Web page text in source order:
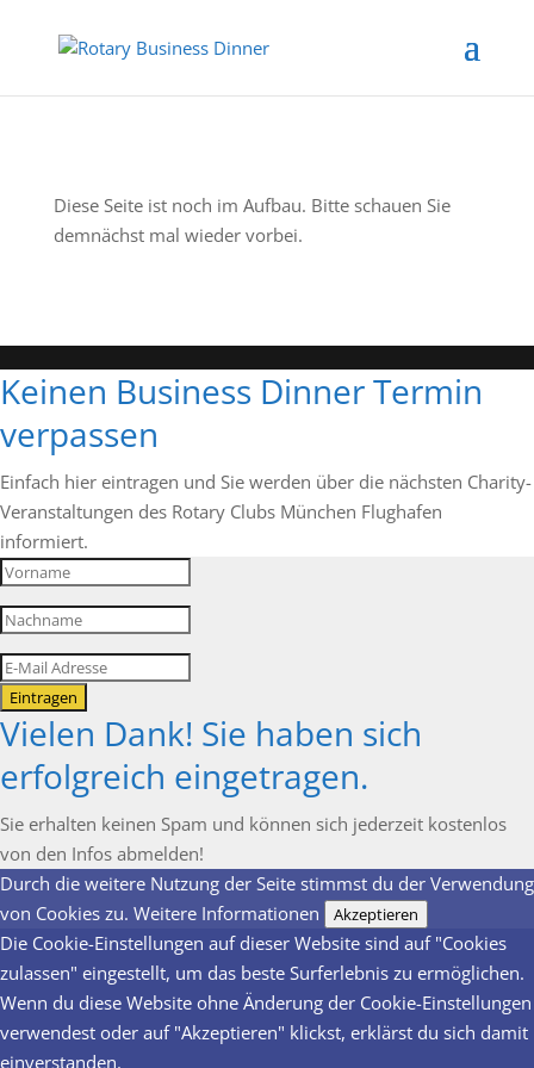
Diese Seite ist noch im Aufbau. Bitte schauen Sie
demnächst mal wieder vorbei.
Keinen Business Dinner Termin
verpassen
Einfach hier eintragen und Sie werden über die nächsten Charity-
Veranstaltungen des Rotary Clubs München Flughafen
informiert.
Eintragen
Vielen Dank! Sie haben sich
erfolgreich eingetragen.
Sie erhalten keinen Spam und können sich jederzeit kostenlos
von den Infos abmelden!
Durch die weitere Nutzung der Seite stimmst du der Verwendung
von Cookies zu. Weitere Informationen Akzeptieren
Die Cookie-Einstellungen auf dieser Website sind auf "Cookies
zulassen" eingestellt, um das beste Surferlebnis zu ermöglichen.
Wenn du diese Website ohne Änderung der Cookie-Einstellungen
verwendest oder auf "Akzeptieren" klickst, erklärst du sich damit
einverstanden.